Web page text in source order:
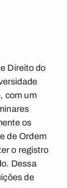
Direito do
com um
os
de Ordem
o registro
Dessa
de